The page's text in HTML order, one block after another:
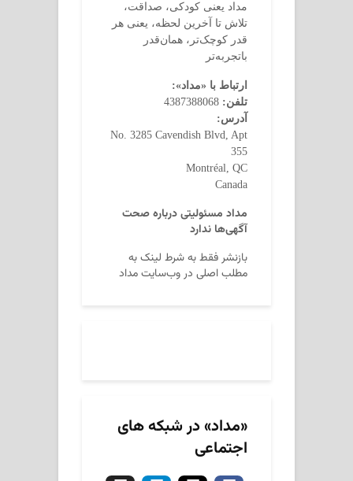
مداد یعنی کودکی، صداقت،
تلاش تا آخرین لحظه، یعنی هر
قدر کوچک‌تر، همان‌قدر
باتجربه‌تر
ارتباط با «مداد»:
تلفن:
آدرس:
No. 3285 Cavendish Blvd, Apt
355
Montréal, QC
Canada
مداد مسئولیتی درباره صحت
آگهی‌ها ندارد
بازنشر فقط به شرط لینک به
مطلب اصلی در وب‌سایت مداد
«مداد» در شبکه های
اجتماعی